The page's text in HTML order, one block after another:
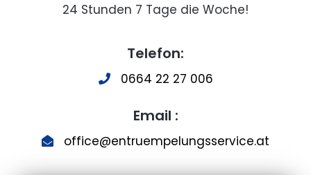
24 Stunden 7 Tage die Woche!
Telefon:
0664 22 27 006
Email :
office@entruempelungsservice.at